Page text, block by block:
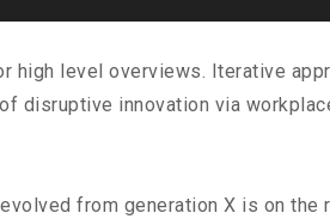
level overviews. Iterative
disruptive innovation via
from generation X is on